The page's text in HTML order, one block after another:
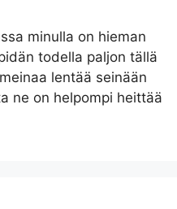
minulla on hieman
todella paljon tällä
lentää seinään
ne on helpompi heittää